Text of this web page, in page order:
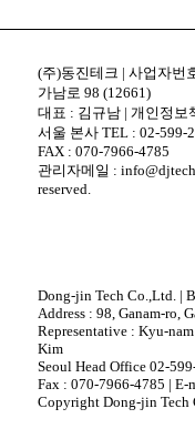
(주)동진테크 | 사업자번
가남로 98 (12661)
대표 : 김규남 | 개인정보
서울 본사 TEL : 02-599-
FAX : 070-7966-4785
관리자메일 :
reserved.
Dong-jin Tech Co.,Ltd. |
Address : 98, Ganam-ro,
Representative : Kyu-
Kim
Seoul Head Office 02-
Fax : 070-7966-4785 |
Copyright Dong-jin Tech